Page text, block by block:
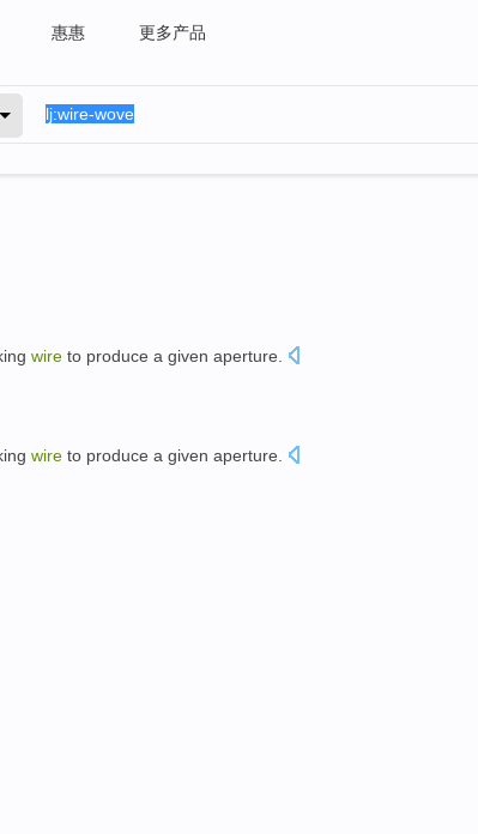
惠惠 更多产品
wire to produce a given aperture
wire to produce a given aperture